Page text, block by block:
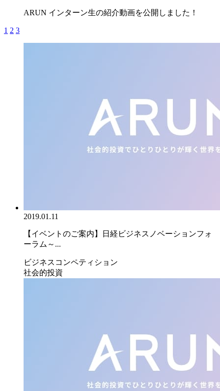
ARUN インターン生の紹介動画を公開しました！
1 2 3
2019.01.11
【イベントのご案内】日経ビジネスノベーションフォ
ーラム～...
ビジネスコンペティション
社会的投資